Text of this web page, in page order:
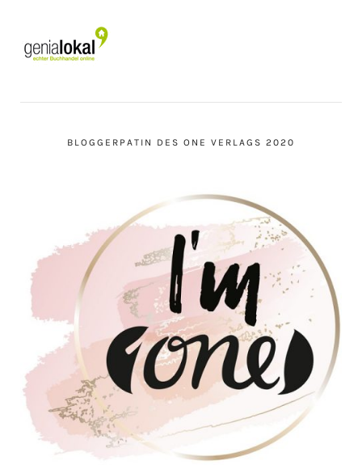
BLOGGERPATIN DES ONE VERLAGS 2020